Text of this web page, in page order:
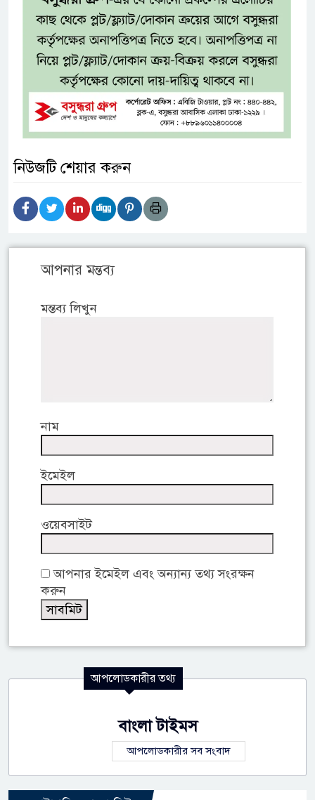
নিউজটি শেয়ার করুন
আপনার মন্তব্য
মন্তব্য লিখুন
নাম
ইমেইল
ওয়েবসাইট
আপনার ইমেইল এবং অন্যান্য তথ্য সংরক্ষন
করুন
আপলোডকারীর তথ্য
বাংলা টাইমস
আপলোডকারীর সব সংবাদ